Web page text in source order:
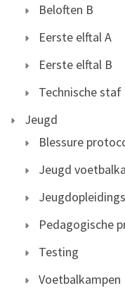
Beloften B
Eerste elftal A
Eerste elftal B
Technische staf
Jeugd
Blessure
Jeugd
Pedagogische
Testing
Voetbalkampen